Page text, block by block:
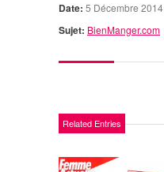
Date: 5 Décembre 2014
Sujet: BienManger.com
Related Entries